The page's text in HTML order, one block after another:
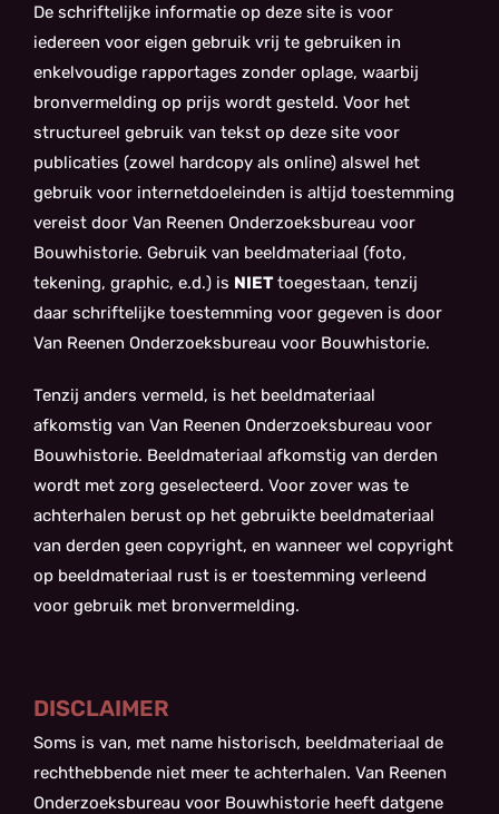
De schriftelijke informatie op deze site is voor
iedereen voor eigen gebruik vrij te gebruiken in
enkelvoudige rapportages zonder oplage, waarbij
bronvermelding op prijs wordt gesteld. Voor het
structureel gebruik van tekst op deze site voor
publicaties (zowel hardcopy als online) alswel het
gebruik voor internetdoeleinden is altijd toestemming
vereist door Van Reenen Onderzoeksbureau voor
Bouwhistorie. Gebruik van beeldmateriaal (foto,
tekening, graphic, e.d.) is NIETtoegestaan, tenzij
daar schriftelijke toestemming voor gegeven is door
Van Reenen Onderzoeksbureau voor Bouwhistorie.
Tenzij anders vermeld, is het beeldmateriaal
afkomstig van Van Reenen Onderzoeksbureau voor
Bouwhistorie. Beeldmateriaal afkomstig van derden
wordt met zorg geselecteerd. Voor zover was te
achterhalen berust op het gebruikte beeldmateriaal
van derden geen copyright, en wanneer wel copyright
op beeldmateriaal rust is er toestemming verleend
voor gebruik met bronvermelding.
DISCLAIMER
Soms is van, met name historisch, beeldmateriaal de
rechthebbende niet meer te achterhalen. Van Reenen
Onderzoeksbureau voor Bouwhistorie heeft datgene